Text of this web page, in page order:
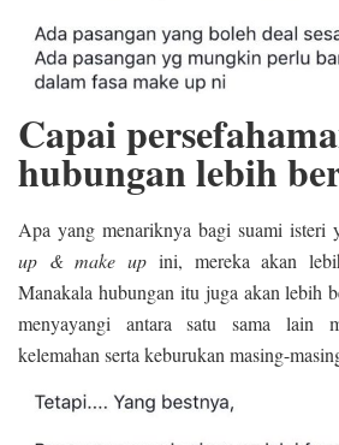
Capai
hubungan lebih
Apa yang menariknya bagi suami isteri
up & make up ini, mereka akan
Manakala hubungan itu juga akan lebih
menyayangi antara satu sama lain
kelemahan serta keburukan masing-